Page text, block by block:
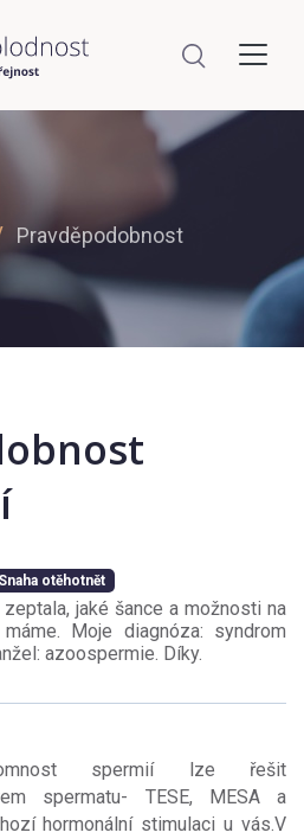
Pravděpodobnost
Snaha otěhotnět
jaké šance a možnosti na
Moje diagnóza: syndrom
azoospermie. Díky.
spermií lze řešit
spermatu- TESE, MESA a
hormonální stimulaci u vás.V